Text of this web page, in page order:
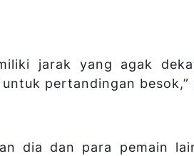
jarak yang agak
pertandingan besok,”
dia dan para pemain